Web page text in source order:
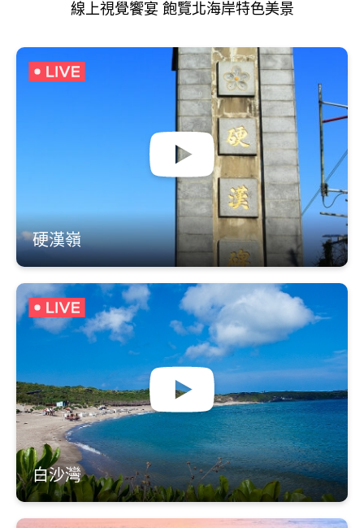
線上視覺饗宴 飽覽北海岸特色美景
硬漢嶺
白沙灣